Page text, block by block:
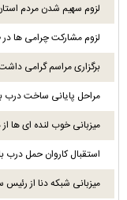
لزوم سهیم شدن مردم
لزوم مشارکت چرامی ها
برگزاری مراسم گرامی
مراحل پایانی ساخت درب
میزبانی خوب لنده ای ها
استقبال کاروان حمل درب
میزبانی شبکه دنا از رئیس